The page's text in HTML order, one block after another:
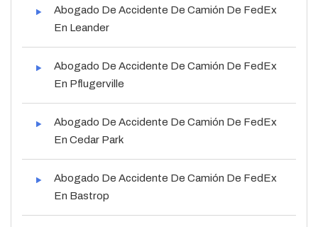
Abogado De Accidente De Camión De FedEx
En Leander
Abogado De Accidente De Camión De FedEx
En Pflugerville
Abogado De Accidente De Camión De FedEx
En Cedar Park
Abogado De Accidente De Camión De FedEx
En Bastrop